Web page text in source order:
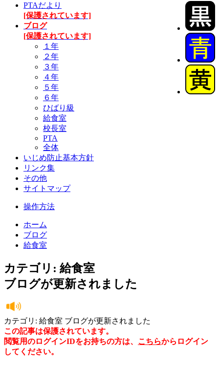
PTAだより
[保護されています]
ブログ
[保護されています]
１年
２年
３年
４年
５年
６年
ひばり級
給食室
校長室
PTA
全体
いじめ防止基本方針
リンク集
その他
サイトマップ
操作方法
ホーム
ブログ
給食室
カテゴリ: 給食室
ブログが更新されました
カテゴリ: 給食室 ブログが更新されました
この記事は保護されています。
閲覧用のログインIDをお持ちの方は、 こちらからログイン
してください。